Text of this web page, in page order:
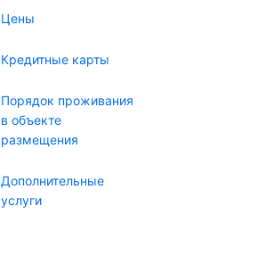
Цены
Кредитные карты
Порядок проживания
в объекте
размещения
Дополнительные
услуги